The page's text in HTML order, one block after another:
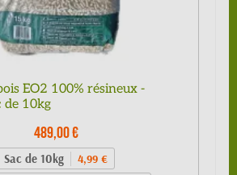
EO2 100% résineux -
de 10kg
489,00 €
Sac de 10kg 4,99 €